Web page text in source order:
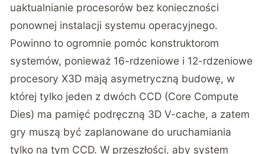
uaktualnianie procesorów bez konieczności
ponownej instalacji systemu operacyjnego.
Powinno to ogromnie pomóc konstruktorom
systemów, ponieważ 16-rdzeniowe i 12-rdzeniowe
procesory X3D mają asymetryczną budowę, w
której tylko jeden z dwóch CCD (Core Compute
Dies) ma pamięć podręczną 3D V-cache, a zatem
gry muszą być zaplanowane do uruchamiania
tylko na tym CCD. W przeszłości, aby system